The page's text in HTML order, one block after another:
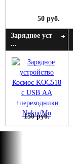
50 руб.
Зарядное уст
...
150 руб.